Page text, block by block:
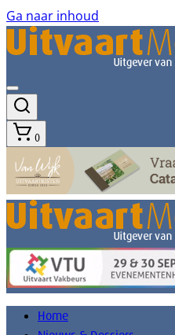
Ga naar inhoud
0
Home